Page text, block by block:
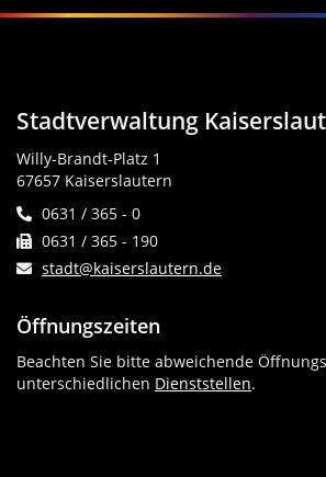
Stadtverwaltung
Willy-Brandt-Platz 1
67657 Kaiserslautern
0631 / 365 - 0
0631 / 365 - 190
stadt@kaiserslautern.de
Öffnungszeiten
Beachten Sie bitte abweichende
unterschiedlichen Dienststellen.